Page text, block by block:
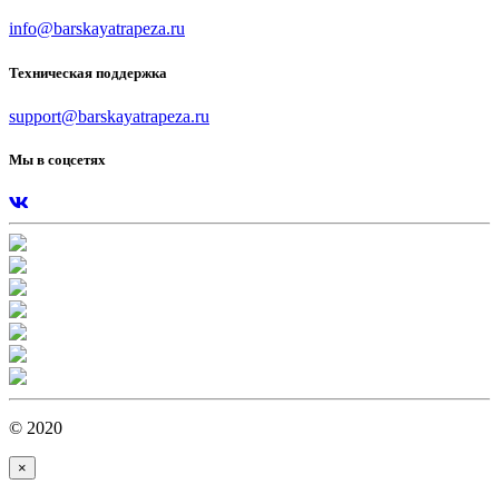
info@barskayatrapeza.ru
Техническая поддержка
support@barskayatrapeza.ru
Мы в соцсетях
© 2020
×